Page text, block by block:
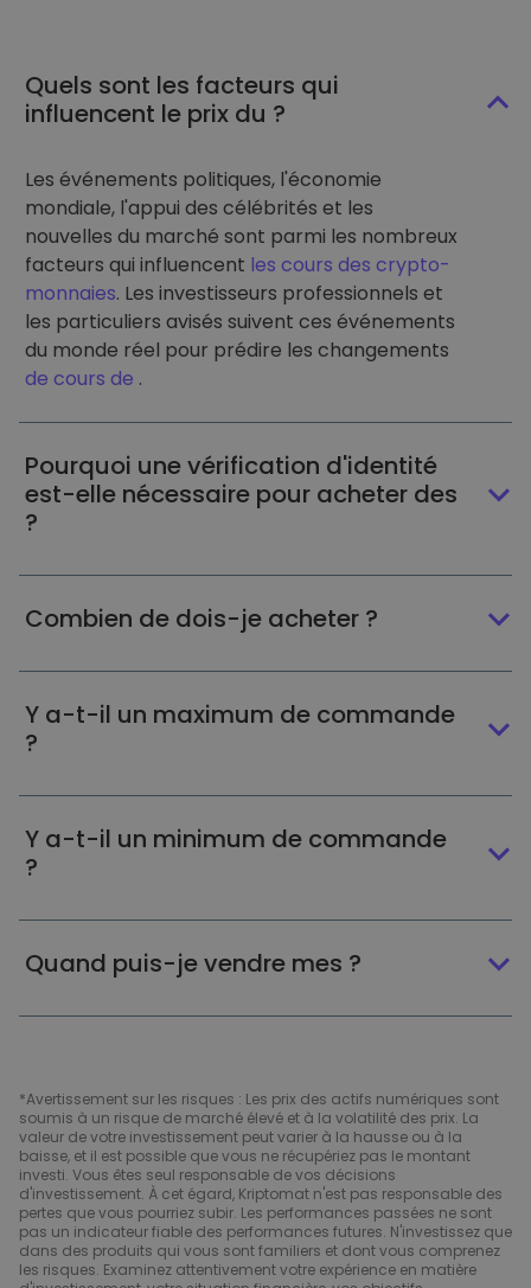
Quels sont les facteurs qui
influencent le prix du ?
Les événements politiques, l'économie
mondiale, l'appui des célébrités et les
nouvelles du marché sont parmi les nombreux
facteurs qui influencent les cours des crypto-
monnaies. Les investisseurs professionnels et
les particuliers avisés suivent ces événements
du monde réel pour prédire les changements
de cours de .
Pourquoi une vérification d'identité
est-elle nécessaire pour acheter des
?
Combien de dois-je acheter ?
Y a-t-il un maximum de commande
?
Y a-t-il un minimum de commande
?
Quand puis-je vendre mes ?
*Avertissement sur les risques : Les prix des actifs numériques sont
soumis à un risque de marché élevé et à la volatilité des prix. La
valeur de votre investissement peut varier à la hausse ou à la
baisse, et il est possible que vous ne récupériez pas le montant
investi. Vous êtes seul responsable de vos décisions
d'investissement. À cet égard, Kriptomat n'est pas responsable des
pertes que vous pourriez subir. Les performances passées ne sont
pas un indicateur fiable des performances futures. N'investissez que
dans des produits qui vous sont familiers et dont vous comprenez
les risques. Examinez attentivement votre expérience en matière